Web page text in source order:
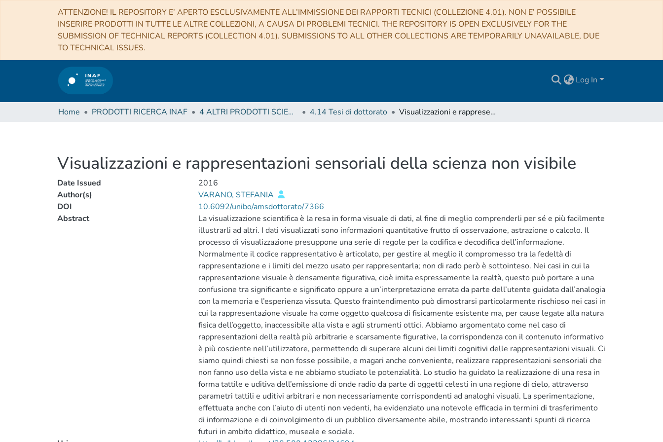
ATTENZIONE! IL REPOSITORY E’ APERTO ESCLUSIVAMENTE ALL’IMMISSIONE DEI RAPPORTI TECNICI (COLLEZIONE 4.01). NON E’ POSSIBILE
INSERIRE PRODOTTI IN TUTTE LE ALTRE COLLEZIONI, A CAUSA DI PROBLEMI TECNICI. THE REPOSITORY IS OPEN EXCLUSIVELY FOR THE
SUBMISSION OF TECHNICAL REPORTS (COLLECTION 4.01). SUBMISSIONS TO ALL OTHER COLLECTIONS ARE TEMPORARILY UNAVAILABLE, DUE
TO TECHNICAL ISSUES.
Log In
Home PRODOTTI RICERCA INAF 4 ALTRI PRODOTTI SCIENTIFICI (Other scientific products) 4.14 Tesi di dottorato Visualizzazioni e rappresentazioni sensoriali della scienza non visibile
Visualizzazioni e rappresentazioni sensoriali della scienza non visibile
Date Issued
2016
Author(s)
VARANO, STEFANIA
DOI
10.6092/unibo/amsdottorato/7366
Abstract
La visualizzazione scientifica è la resa in forma visuale di dati, al fine di meglio comprenderli per sé e più facilmente
illustrarli ad altri. I dati visualizzati sono informazioni quantitative frutto di osservazione, astrazione o calcolo. Il
processo di visualizzazione presuppone una serie di regole per la codifica e decodifica dell’informazione.
Normalmente il codice rappresentativo è articolato, per gestire al meglio il compromesso tra la fedeltà di
rappresentazione e i limiti del mezzo usato per rappresentarla; non di rado però è sottointeso. Nei casi in cui la
rappresentazione visuale è densamente figurativa, cioè imita espressamente la realtà, questo può portare a una
confusione tra significante e significato oppure a un’interpretazione errata da parte dell’utente guidata dall’analogia
con la memoria e l’esperienza vissuta. Questo fraintendimento può dimostrarsi particolarmente rischioso nei casi in
cui la rappresentazione visuale ha come oggetto qualcosa di fisicamente esistente ma, per cause legate alla natura
fisica dell’oggetto, inaccessibile alla vista e agli strumenti ottici. Abbiamo argomentato come nel caso di
rappresentazioni della realtà più arbitrarie e scarsamente figurative, la corrispondenza con il contenuto informativo
è più cosciente nell’utilizzatore, permettendo di superare alcuni dei limiti cognitivi delle rappresentazioni visuali. Ci
siamo quindi chiesti se non fosse possibile, e magari anche conveniente, realizzare rappresentazioni sensoriali che
non fanno uso della vista e ne abbiamo studiato le potenzialità. Lo studio ha guidato la realizzazione di una resa in
forma tattile e uditiva dell’emissione di onde radio da parte di oggetti celesti in una regione di cielo, attraverso
parametri tattili e uditivi arbitrari e non necessariamente corrispondenti ad analoghi visuali. La sperimentazione,
effettuata anche con l’aiuto di utenti non vedenti, ha evidenziato una notevole efficacia in termini di trasferimento
di informazione e di coinvolgimento di un pubblico diversamente abile, mostrando interessanti spunti di ricerca
futuri in ambito didattico, museale e sociale.